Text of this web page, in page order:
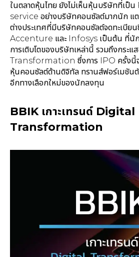
ในตลาดหุ้นไทย ยังไม่เห็นหุ้นบริษัทที่เป็
service อย่างบริษัทคอนซัลต์มากนัก แต
ต่างประเทศที่มีบริษัทคอนซัลต์จดทะเบียน
Accenture และ Infosys เป็นต้น ที่นัก
การเติบโตของบริษัทเหล่านี้ รวมถึงกระ
Transformation ซึ่งการ IPO ครั้งนี้จ
หุ้นคอนซัลต์ด้านดิจิทัล ทรานส์ฟอร์เมชันตั
อีกทางเลือกใหม่ของนักลงทุน
BBIK เกาะเทรนด์ Digital
Transformation